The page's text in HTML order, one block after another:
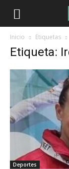
Inicio Etiquetas
Etiqueta:
Deportes